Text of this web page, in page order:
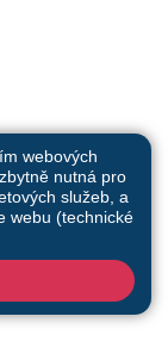
webových
nutná pro
služeb, a
webu (technické